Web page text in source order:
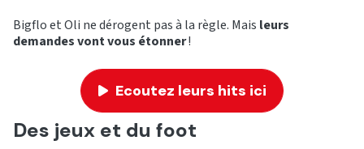
Bigflo et Oli ne dérogent pas à la règle. Mais leurs
demandes vont vous étonner!
Ecoutez leurs hits ici
Des jeux et du foot